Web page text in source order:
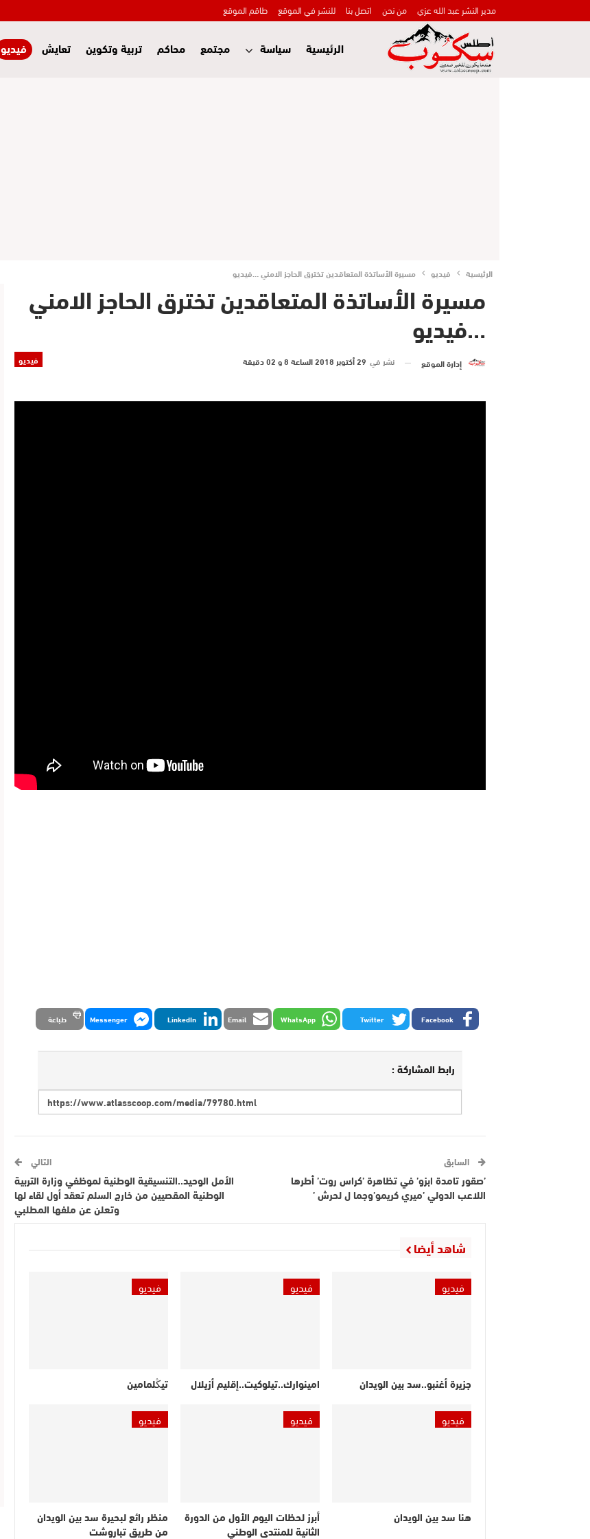
مدير النشر عبد الله عزي من نحن اتصل بنا للنشر في الموقع طاقم الموقع
الرئيسية سياسة مجتمع محاكم تربية وتكوين تعايش فيديو
الرئيسية فيديو مسيرة الأساتذة المتعاقدين تخترق الحاجز الامني …فيديو
مسيرة الأساتذة المتعاقدين تخترق الحاجز الامني
…فيديو
فيديو إدارة الموقع نشر في 29 أكتوبر 2018 الساعة 8 و 02 دقيقة
Facebook
Twitter
WhatsApp
Email
LinkedIn
Messenger طباعة
رابط المشاركة :
السابق
’صقور تامدة ابزو’ في تظاهرة ’كراس روت’ أطرها
اللاعب الدولي ’ميري كريمو’وجما ل لحرش ’
التالي
الأمل الوحيد..التنسيقية الوطنية لموظفي وزارة التربية
الوطنية المقصيين من خارج السلم تعقد أول لقاء لها
وتعلن عن ملفها المطلبي
شاهد أيضا
فيديو
جزيرة أغنبو..سد بين الويدان
فيديو
امينوارك..تيلوكيت..إقليم أزيلال
فيديو
تيڭلمامين
فيديو
هنا سد بين الويدان
فيديو
أبرز لحظات اليوم الأول من الدورة
الثانية للمنتدى الوطني
فيديو
منظر رائع لبحيرة سد بين الويدان
من طريق تباروشت